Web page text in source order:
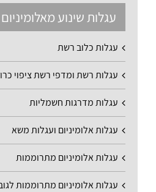
עגלות שינוע
עגלות כלוב רשת
עגלות רשת ומדפי רשת ציפוי
עגלות מדרגות חשמליות
עגלות אלומיניום ועגלות משא
עגלות אלומיניום מתרוממות
עגלות אלומיניום מתרוממות